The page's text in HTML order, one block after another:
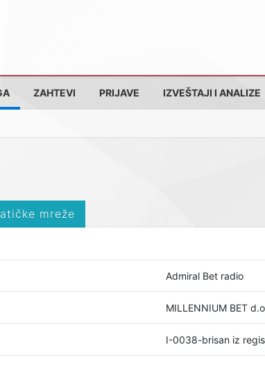
ZAHTEVI PRIJAVE IZVEŠTAJI I ANALIZE
mreže
Admiral Bet radio
MILLENNIUM BET
I-0038-brisan iz